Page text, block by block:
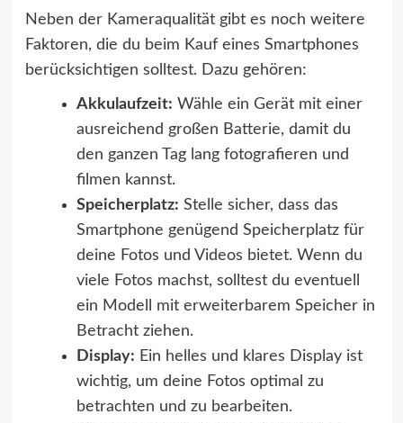
Neben der Kameraqualität gibt es noch weitere
Faktoren, die du beim Kauf eines Smartphones
berücksichtigen solltest. Dazu gehören:
Akkulaufzeit: Wähle ein Gerät mit einer
ausreichend großen Batterie, damit du
den ganzen Tag lang fotografieren und
filmen kannst.
Speicherplatz: Stelle sicher, dass das
Smartphone genügend Speicherplatz für
deine Fotos und Videos bietet. Wenn du
viele Fotos machst, solltest du eventuell
ein Modell mit erweiterbarem Speicher in
Betracht ziehen.
Display: Ein helles und klares Display ist
wichtig, um deine Fotos optimal zu
betrachten und zu bearbeiten.